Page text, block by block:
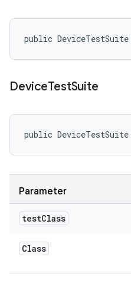
public
DeviceTestSuite
public
Parameter
testClass
Class